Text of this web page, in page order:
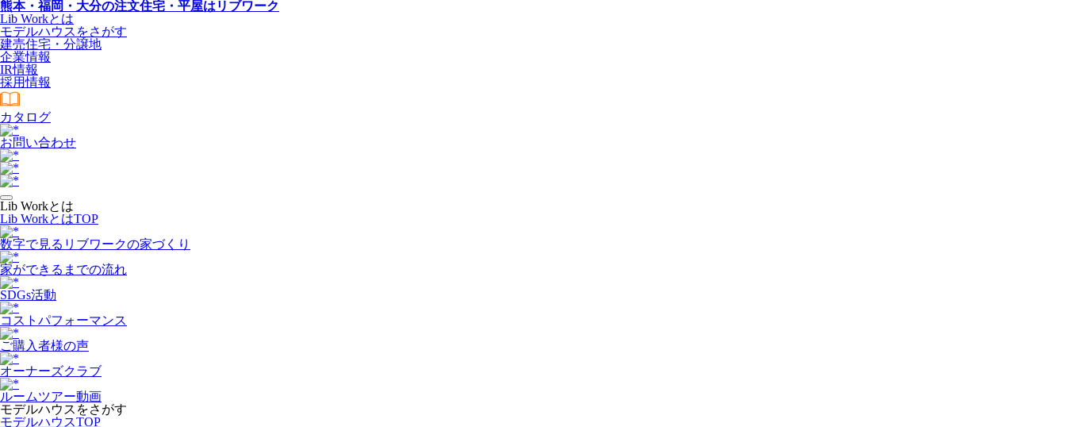
熊本・福岡・大分の注文住宅・平屋はリブワーク
Lib Workとは
モデルハウスをさがす
建売住宅・分譲地
企業情報
IR情報
採用情報
カタログ
お問い合わせ
Lib Workとは
Lib WorkとはTOP
数字で⾒るリブワークの家づくり
家ができるまでの流れ
SDGs活動
コストパフォーマンス
ご購入者様の声
オーナーズクラブ
ルームツアー動画
モデルハウスをさがす
モデルハウスTOP